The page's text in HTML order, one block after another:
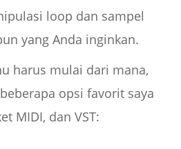
loop dan sampel
yang Anda inginkan.
harus mulai dari mana,
opsi favorit saya
MIDI, dan VST: